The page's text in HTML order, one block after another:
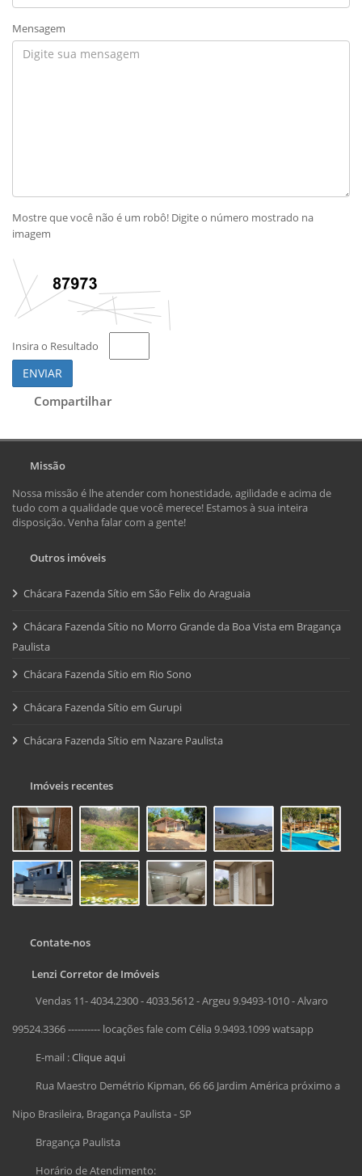
Mensagem
Mostre que você não é um robô! Digite o número mostrado na
imagem
Insira o Resultado
ENVIAR
Compartilhar
Missão
Nossa missão é lhe atender com honestidade, agilidade e acima de
tudo com a qualidade que você merece! Estamos à sua inteira
disposição. Venha falar com a gente!
Outros imóveis
Chácara Fazenda Sítio em São Felix do Araguaia
Chácara Fazenda Sítio no Morro Grande da Boa Vista em Bragança
Paulista
Chácara Fazenda Sítio em Rio Sono
Chácara Fazenda Sítio em Gurupi
Chácara Fazenda Sítio em Nazare Paulista
Imóveis recentes
Contate-nos
Lenzi Corretor de Imóveis
Vendas 11- 4034.2300 - 4033.5612 - Argeu 9.9493-1010 - Alvaro
99524.3366 ---------- locações fale com Célia 9.9493.1099 watsapp
E-mail :Clique aqui
Rua Maestro Demétrio Kipman, 66 66 Jardim América próximo a
Nipo Brasileira, Bragança Paulista - SP
Bragança Paulista
Horário de Atendimento: